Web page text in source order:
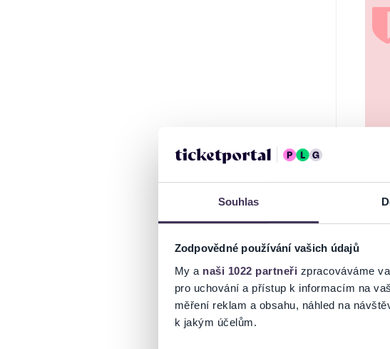
Souhlas
Zodpovědné používání vašich údajů
My a naši 1022 partneři zpracováváme
pro uchování a přístup k informacím na
měření reklam a obsahu, náhled na
k jakým účelům.